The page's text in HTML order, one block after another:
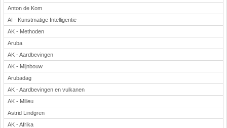
Anton de Kom
AI - Kunstmatige Intelligentie
AK - Methoden
Aruba
AK - Aardbevingen
AK - Mijnbouw
Arubadag
AK - Aardbevingen en vulkanen
AK - Milieu
Astrid Lindgren
AK - Afrika